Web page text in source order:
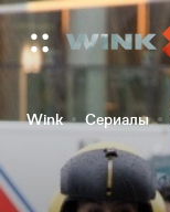
Wink Сериалы